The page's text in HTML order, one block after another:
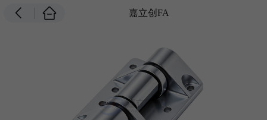
嘉立创FA